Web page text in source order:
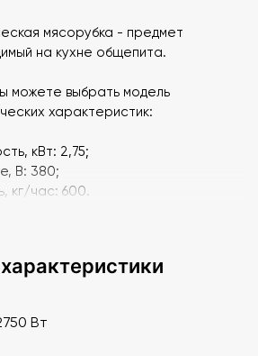
мясорубка - предмет
на кухне общепита.
можете выбрать модель
характеристик:
кВт: 2,75;
В: 380;
кг/час: 600.
Вт